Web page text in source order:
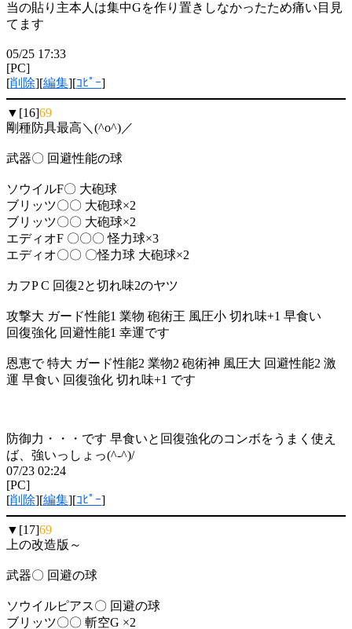
当の貼り主本人は集中Gを作り置きしなかったため痛い目見
てます
05/25 17:33
[PC]
[削除][編集][ｺﾋﾟｰ]
▼[16]69
剛種防具最高＼(^o^)／
武器〇 回避性能の球
ソウイルF〇 大砲球
ブリッツ〇〇 大砲球×2
ブリッツ〇〇 大砲球×2
エディオF 〇〇〇 怪力球×3
エディオ〇〇 〇怪力球 大砲球×2
カフP C 回復2と切れ味2のヤツ
攻撃大 ガード性能1 業物 砲術王 風圧小 切れ味+1 早食い
回復強化 回避性能1 幸運です
恩恵で 特大 ガード性能2 業物2 砲術神 風圧大 回避性能2 激
運 早食い 回復強化 切れ味+1 です
防御力・・・です 早食いと回復強化のコンボをうまく使え
ば、強いっしょっ(^-^)/
07/23 02:24
[PC]
[削除][編集][ｺﾋﾟｰ]
▼[17]69
上の改造版～
武器〇 回避の球
ソウイルピアス〇 回避の球
ブリッツ〇〇 斬空G ×2